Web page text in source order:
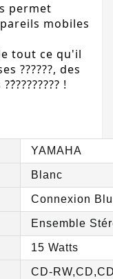
permet
mobiles
tout ce qu'il
??????, des
!
YAMAHA
Blanc
Connexion
Ensemble
15 Watts
CD-